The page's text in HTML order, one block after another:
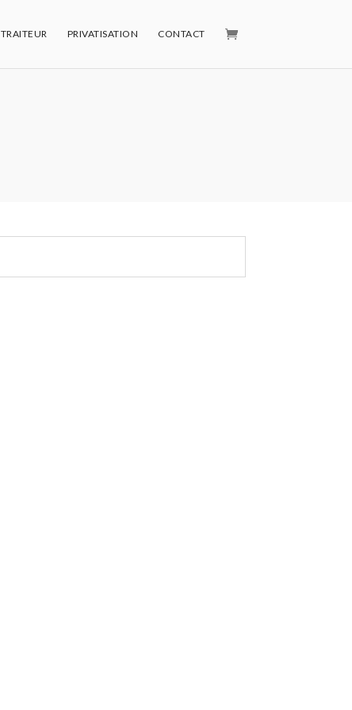
TRAITEUR PRIVATISATION CONTACT